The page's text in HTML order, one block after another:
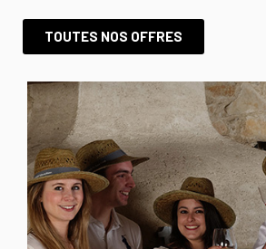
TOUTES NOS OFFRES